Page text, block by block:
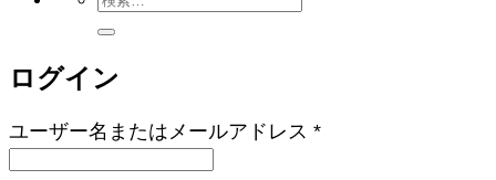
索
象:
ログイン
ユーザー名またはメールアドレス *必